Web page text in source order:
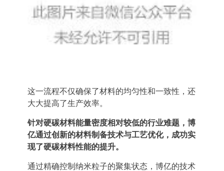
这一流程不仅确保了材料的均匀性和一致性，还
大大提高了生产效率。
针对硬碳材料能量密度相对较低的行业难题，博
亿通过创新的材料制备技术与工艺优化，成功实
现了硬碳材料性能的提升。
通过精确控制纳米粒子的聚集状态，博亿的技术